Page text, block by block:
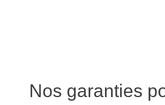
Nos garanties